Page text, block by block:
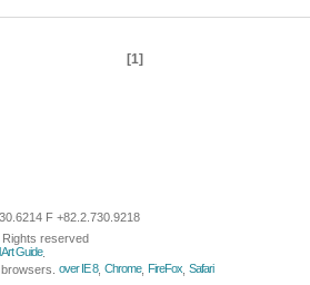
[1]
F +82.2.730.9218
Rights reserved
Art Guide.
over IE 8, Chrome, FireFox Safari